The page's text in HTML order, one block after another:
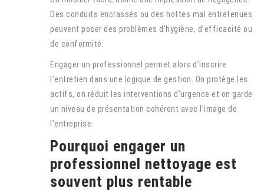
Des conduits encrassés ou des hottes mal entretenues
peuvent poser des problèmes d’hygiène, d’efficacité ou
de conformité.
Engager un professionnel permet alors d’inscrire
l’entretien dans une logique de gestion. On protège les
actifs, on réduit les interventions d’urgence et on garde
un niveau de présentation cohérent avec l’image de
l’entreprise.
Pourquoi engager un
professionnel nettoyage est
souvent plus rentable